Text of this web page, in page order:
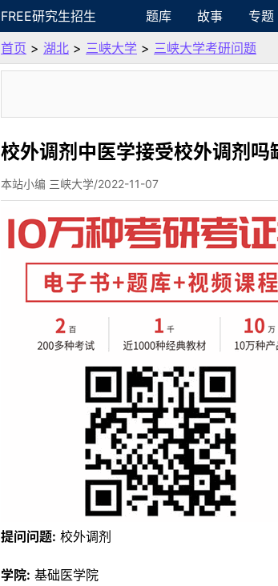
FREE研究生招生 题库 故事 专题
首页 > 湖北 > 三峡大学 > 三峡大学考研问题
校外调剂中医学接受校外调剂
本站小编 三峡大学/2022-11-07
提问问题: 校外调剂
学院: 基础医学院